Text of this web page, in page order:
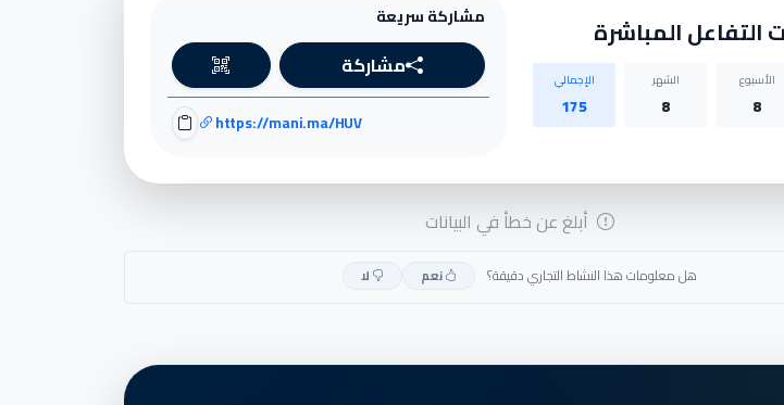
التفاعل المباشرة
الأسبوع
8
الشهر
8
الإجمالي
175
مشاركة سريعة
مشاركة
https://mani.ma/HUV
أبلغ عن خطأ في البيانات
هل معلومات هذا النشاط التجاري دقيقة؟ نعم لا